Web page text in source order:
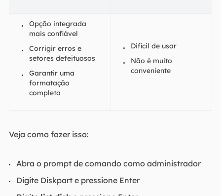
Opção integrada
mais confiável
Corrigir erros e
setores defeituosos
Garantir uma
formatação
completa
Difícil de usar
Não é muito
conveniente
Veja como fazer isso:
Abra o prompt de comando como administrador
Digite Diskpart e pressione Enter